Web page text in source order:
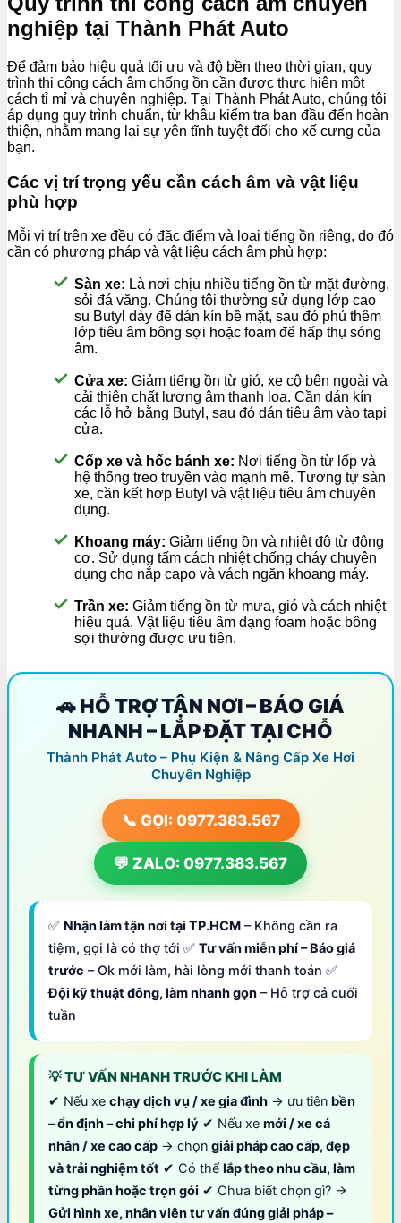
nghiệp tại Thành Phát Auto
Để đảm bảo hiệu quả tối ưu và độ bền theo thời gian, quy
trình thi công cách âm chống ồn cần được thực hiện một
cách tỉ mỉ và chuyên nghiệp. Tại Thành Phát Auto, chúng tôi
áp dụng quy trình chuẩn, từ khâu kiểm tra ban đầu đến hoàn
thiện, nhằm mang lại sự yên tĩnh tuyệt đối cho xế cưng của
bạn.
Các vị trí trọng yếu cần cách âm và vật liệu
phù hợp
Mỗi vị trí trên xe đều có đặc điểm và loại tiếng ồn riêng, do đó
cần có phương pháp và vật liệu cách âm phù hợp:
Sàn xe: Là nơi chịu nhiều tiếng ồn từ mặt đường,
sỏi đá văng. Chúng tôi thường sử dụng lớp cao
su Butyl dày để dán kín bề mặt, sau đó phủ thêm
lớp tiêu âm bông sợi hoặc foam để hấp thụ sóng
âm.
Cửa xe: Giảm tiếng ồn từ gió, xe cộ bên ngoài và
cải thiện chất lượng âm thanh loa. Cần dán kín
các lỗ hở bằng Butyl, sau đó dán tiêu âm vào tapi
cửa.
Cốp xe và hốc bánh xe: Nơi tiếng ồn từ lốp và
hệ thống treo truyền vào mạnh mẽ. Tương tự sàn
xe, cần kết hợp Butyl và vật liệu tiêu âm chuyên
dụng.
Khoang máy: Giảm tiếng ồn và nhiệt độ từ động
cơ. Sử dụng tấm cách nhiệt chống cháy chuyên
dụng cho nắp capo và vách ngăn khoang máy.
Trần xe: Giảm tiếng ồn từ mưa, gió và cách nhiệt
hiệu quả. Vật liệu tiêu âm dạng foam hoặc bông
sợi thường được ưu tiên.
🚗 HỖ TRỢ TẬN NƠI – BÁO GIÁ
NHANH – LẮP ĐẶT TẠI CHỖ
Thành Phát Auto – Phụ Kiện & Nâng Cấp Xe Hơi
Chuyên Nghiệp
📞 GỌI: 0977.383.567
💬 ZALO: 0977.383.567
✅ Nhận làm tận nơi tại TP.HCM – Không cần ra
tiệm, gọi là có thợ tới ✅ Tư vấn miễn phí – Báo giá
trước – Ok mới làm, hài lòng mới thanh toán ✅
Đội kỹ thuật đông, làm nhanh gọn – Hỗ trợ cả cuối
tuần
💡 TƯ VẤN NHANH TRƯỚC KHI LÀM
✔ Nếu xe chạy dịch vụ / xe gia đình → ưu tiên bền
– ổn định – chi phí hợp lý ✔ Nếu xe mới / xe cá
nhân / xe cao cấp → chọn giải pháp cao cấp, đẹp
và trải nghiệm tốt ✔ Có thể lắp theo nhu cầu, làm
từng phần hoặc trọn gói ✔ Chưa biết chọn gì? →
Gửi hình xe, nhân viên tư vấn đúng giải pháp –